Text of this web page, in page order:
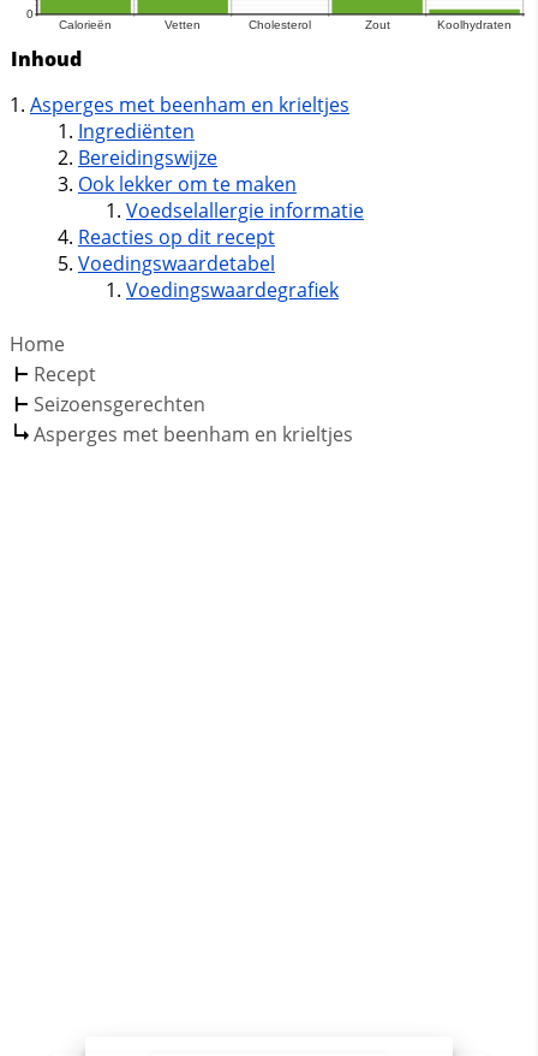
Inhoud
Asperges met beenham en krieltjes
Ingrediënten
Bereidingswijze
Ook lekker om te maken
Voedselallergie informatie
Reacties op dit recept
Voedingswaardetabel
Voedingswaardegrafiek
Home
Recept
Seizoensgerechten
Asperges met beenham en krieltjes